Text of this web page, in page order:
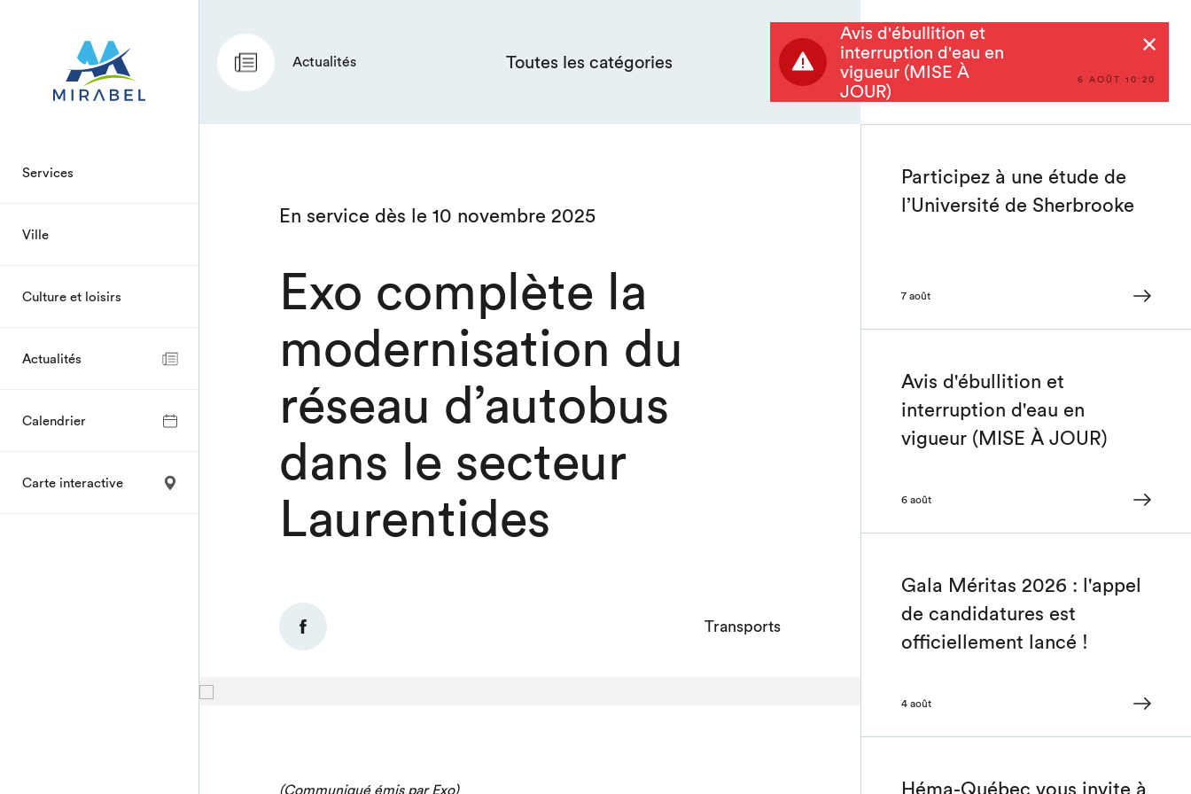
Services
Ville
Culture et loisirs
Actualités
Calendrier
Carte interactive
6 AOÛT 10:20
Avis d'ébullition et
interruption d'eau en
vigueur (MISE À
JOUR)
Actualités Toutes les catégories
En service dès le 10 novembre 2025
Exo complète la
modernisation du
réseau d’autobus
dans le secteur
Laurentides
Transports
(Communiqué émis par Exo)
Participez à une étude de
l’Université de Sherbrooke
7 août
Avis d'ébullition et
interruption d'eau en
vigueur (MISE À JOUR)
6 août
Gala Méritas 2026 : l'appel
de candidatures est
officiellement lancé !
4 août
Héma-Québec vous invite à